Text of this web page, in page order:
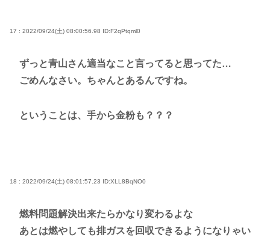
17 : 2022/09/24(土) 08:00:56.98 ID:F2qPtqml0
ずっと青山さん適当なこと言ってると思ってた…
ごめんなさい。ちゃんとあるんですね。
ということは、手から金粉も？？？
18 : 2022/09/24(土) 08:01:57.23 ID:XLL8BqNO0
燃料問題解決出来たらかなり変わるよな
あとは燃やしても排ガスを回収できるようになりゃい